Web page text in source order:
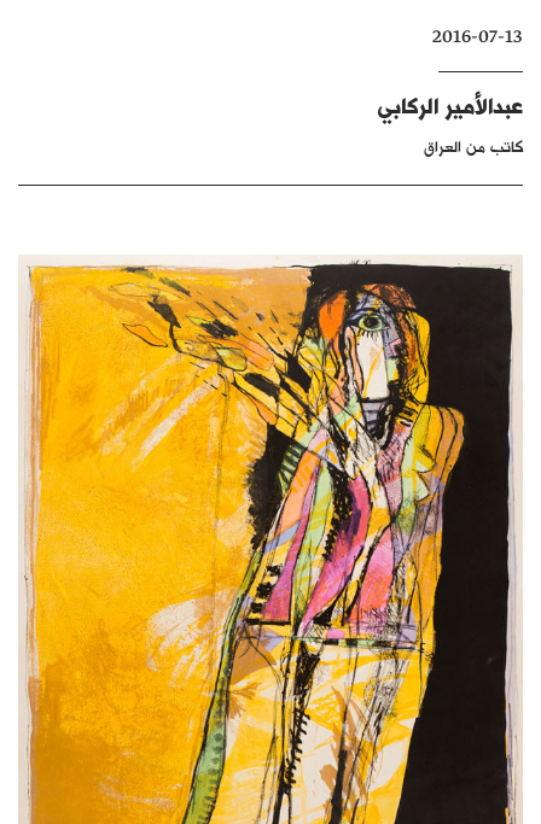
كتّابنا
الأرشيف
2016-07-13
عبدالأمير الركابي
كاتب من العراق